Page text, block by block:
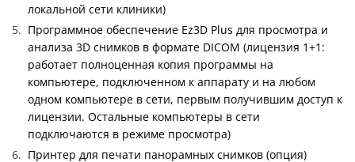
локальной сети клиники)
Программное обеспечение Ez3D Plus для просмотра и
анализа 3D снимков в формате DICOM (лицензия 1+1:
работает полноценная копия программы на
компьютере, подключенном к аппарату и на любом
одном компьютере в сети, первым получившим доступ к
лицензии. Остальные компьютеры в сети
подключаются в режиме просмотра)
Принтер для печати панорамных снимков (опция)